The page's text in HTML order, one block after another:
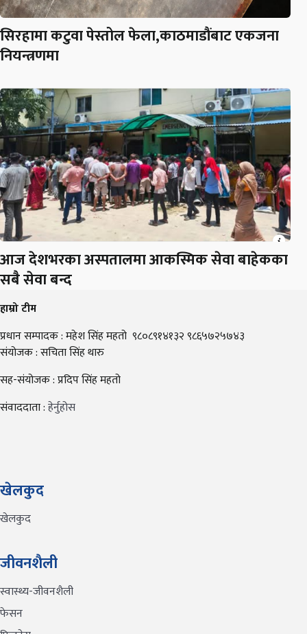
सिरहामा कटुवा पेस्तोल फेला,काठमाडौंबाट एकजना
नियन्त्रणमा
आज देशभरका अस्पतालमा आकस्मिक सेवा बाहेकका
सबै सेवा बन्द
हाम्रो टीम
प्रधान सम्पादक : महेश सिंह महतो ९८०८९१४१३२ ९८६५७२५७४३
संयोजक : सचिता सिंह थारु
सह-संयोजक : प्रदिप सिंह महतो
संवाददाता :हेर्नुहोस
खेलकुद
खेलकुद
जीवनशैली
स्वास्थ्य-जीवनशैली
फेसन